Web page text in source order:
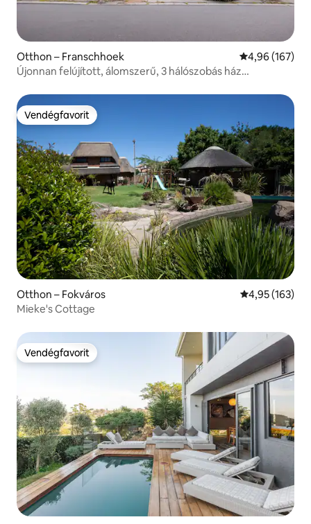
Otthon – Franschhoek Átlagos
4,96 (167)
Újonnan felújított, álomszerű, 3 hálószobás ház
Vendégfavorit
Vendégfavorit
Otthon – Fokváros Átlagos
4,95 (163)
Mieke's Cottage
Vendégfavorit
Vendégfavorit